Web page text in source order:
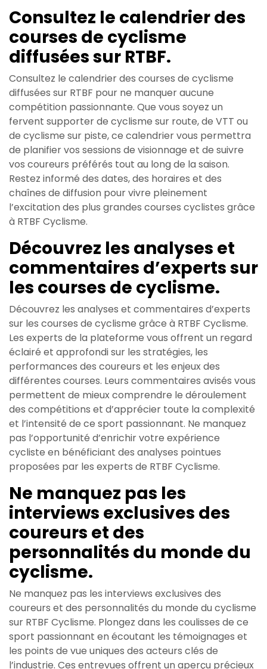
Consultez le calendrier des
courses de cyclisme
diffusées sur RTBF.
Consultez le calendrier des courses de cyclisme
diffusées sur RTBF pour ne manquer aucune
compétition passionnante. Que vous soyez un
fervent supporter de cyclisme sur route, de VTT ou
de cyclisme sur piste, ce calendrier vous permettra
de planifier vos sessions de visionnage et de suivre
vos coureurs préférés tout au long de la saison.
Restez informé des dates, des horaires et des
chaînes de diffusion pour vivre pleinement
l’excitation des plus grandes courses cyclistes grâce
à RTBF Cyclisme.
Découvrez les analyses et
commentaires d’experts sur
les courses de cyclisme.
Découvrez les analyses et commentaires d’experts
sur les courses de cyclisme grâce à RTBF Cyclisme.
Les experts de la plateforme vous offrent un regard
éclairé et approfondi sur les stratégies, les
performances des coureurs et les enjeux des
différentes courses. Leurs commentaires avisés vous
permettent de mieux comprendre le déroulement
des compétitions et d’apprécier toute la complexité
et l’intensité de ce sport passionnant. Ne manquez
pas l’opportunité d’enrichir votre expérience
cycliste en bénéficiant des analyses pointues
proposées par les experts de RTBF Cyclisme.
Ne manquez pas les
interviews exclusives des
coureurs et des
personnalités du monde du
cyclisme.
Ne manquez pas les interviews exclusives des
coureurs et des personnalités du monde du cyclisme
sur RTBF Cyclisme. Plongez dans les coulisses de ce
sport passionnant en écoutant les témoignages et
les points de vue uniques des acteurs clés de
l’industrie. Ces entrevues offrent un aperçu précieux